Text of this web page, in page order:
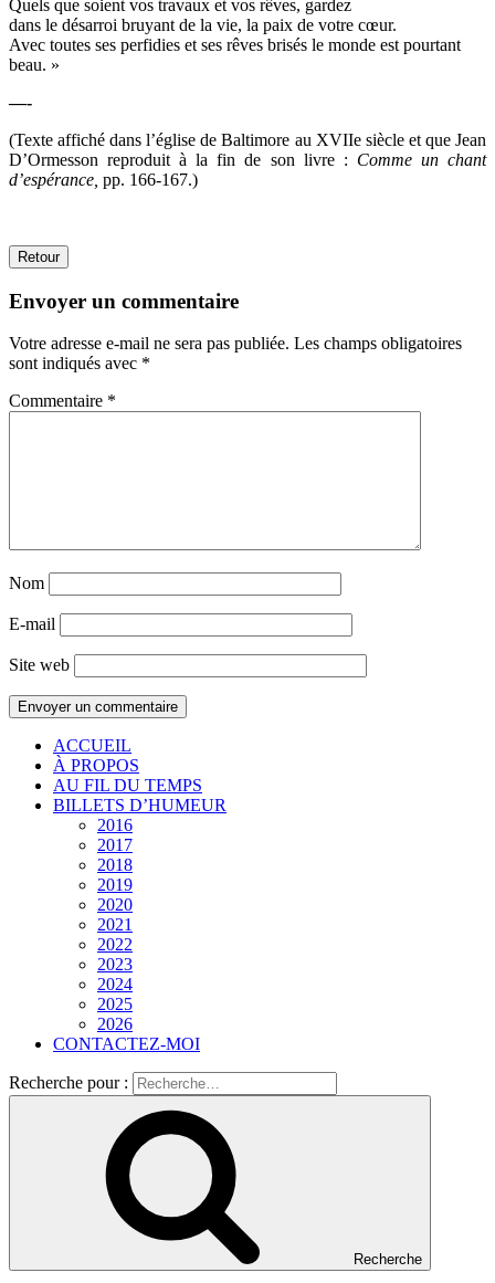
Quels que soient vos travaux et vos rêves, gardez
dans le désarroi bruyant de la vie, la paix de votre cœur.
Avec toutes ses perfidies et ses rêves brisés le monde est pourtant
beau. »
—-
(Texte affiché dans l’église de Baltimore au XVIIe siècle et que Jean
D’Ormesson reproduit à la fin de son livre : Comme un chant
d’espérance, pp. 166-167.)
Retour
Envoyer un commentaire
Votre adresse e-mail ne sera pas publiée. Les champs obligatoires
sont indiqués avec *
Commentaire *
Nom
E-mail
Site web
ACCUEIL
À PROPOS
AU FIL DU TEMPS
BILLETS D’HUMEUR
2016
2017
2018
2019
2020
2021
2022
2023
2024
2025
2026
CONTACTEZ-MOI
Recherche pour :
Recherche